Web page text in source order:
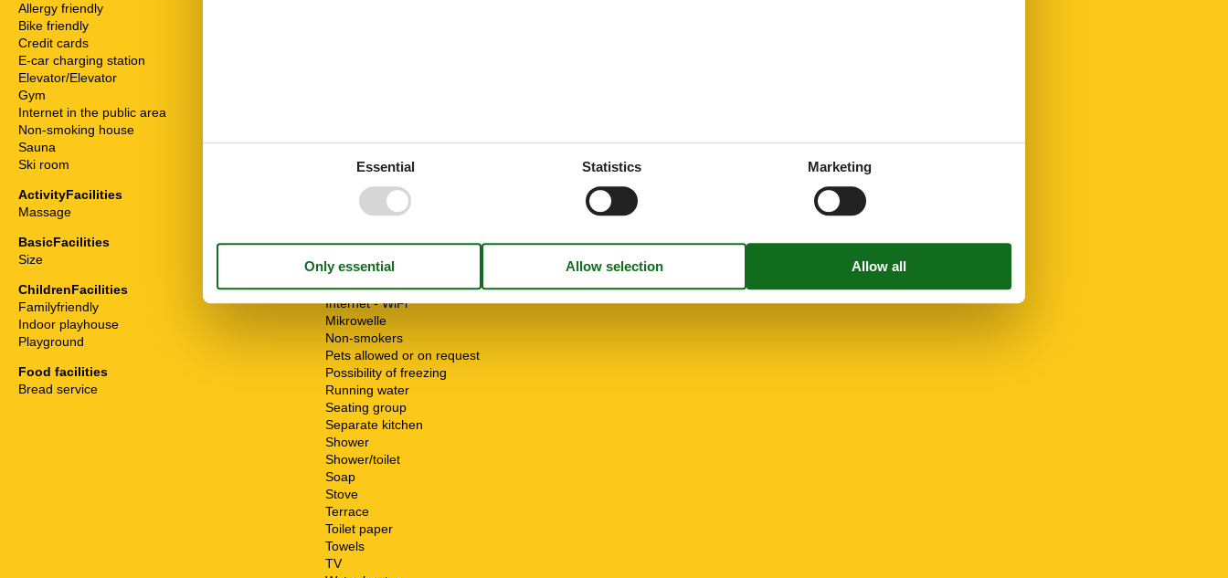
Allergy friendly
Bike friendly
Credit cards
E-car charging station
Elevator/Elevator
Gym
Internet in the public area
Non-smoking house
Sauna
Ski room
ActivityFacilities
Massage
BasicFacilities
Size
ChildrenFacilities
Familyfriendly
Indoor playhouse
Playground
Food facilities
Bread service
Coffee machine
Combined living/bedroom
Dishwasher
Double bed
Heater
High chair
Internet - WiFi
Mikrowelle
Non-smokers
Pets allowed or on request
Possibility of freezing
Running water
Seating group
Separate kitchen
Shower
Shower/toilet
Soap
Stove
Terrace
Toilet paper
Towels
TV
Essential Statistics Marketing